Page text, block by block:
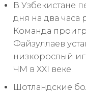
В Узбекистане
дня на два часа
Команда
Файзуллаев
низкорослый
ЧМ в XXI веке.
Шотландские